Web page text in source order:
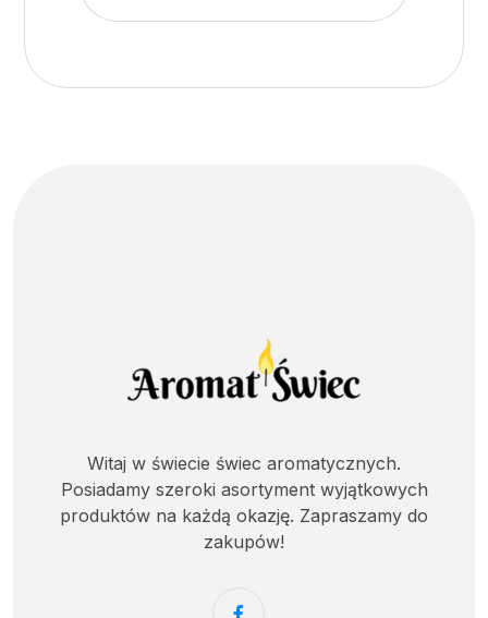
Witaj w świecie świec aromatycznych.
Posiadamy szeroki asortyment wyjątkowych
produktów na każdą okazję. Zapraszamy do
zakupów!